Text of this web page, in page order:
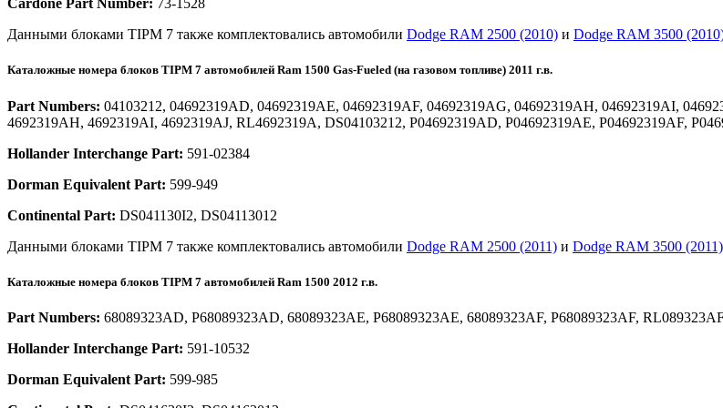
Cardone Part Number: 73-1528
Данными блоками TIPM 7 также комплектовались автомобили Dodge RAM 2500 (2010) и Dodge RAM 3500
Каталожные номера блоков TIPM 7 автомобилей Ram 1500 Gas-Fueled (на газовом топливе) 2011 г.в.
Part Numbers: 04103212, 04692319AD, 04692319AE, 04692319AF, 04692319AG, 04692319AH, 04692319AI,
4692319AH, 4692319AI, 4692319AJ, RL4692319A, DS04103212, P04692319AD, P04692319AE, P04692319AF,
Hollander Interchange Part: 591-02384
Dorman Equivalent Part: 599-949
Continental Part: DS041130I2, DS04113012
Данными блоками TIPM 7 также комплектовались автомобили Dodge RAM 2500 (2011) и Dodge RAM 3500 (2011)
Каталожные номера блоков TIPM 7 автомобилей Ram 1500 2012 г.в.
Part Numbers: 68089323AD, P68089323AD, 68089323AE, P68089323AE, 68089323AF, P68089323AF,
Hollander Interchange Part: 591-10532
Dorman Equivalent Part: 599-985